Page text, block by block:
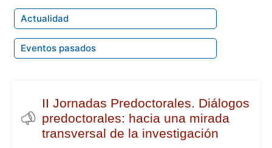
Actualidad
Eventos pasados
II Jornadas Predoctorales. Diálogos
predoctorales: hacia una mirada
transversal de la investigación